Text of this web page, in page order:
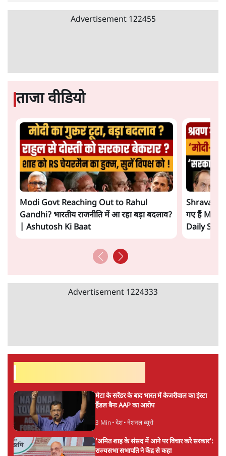
Advertisement 122455
ताजा वीडियो
Modi Govt Reaching Out to Rahul
Gandhi? भारतीय राजनीति में आ रहा बड़ा बदलाव?
| Ashutosh Ki Baat
Shravan
गए हैं
Daily
Advertisement 1224333
मेटा के सरेंडर के बाद भारत में केजरीवाल का इंस्टा
हैंडल बैनः AAP का आरोप
3 Min• देश• नेशनल ब्यूरो
'अमित शाह के संसद में आने पर विचार करे सरकार':
राज्यसभा सभापति ने केंद्र से कहा